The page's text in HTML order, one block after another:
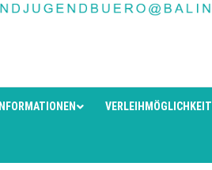
INFORMATIONEN